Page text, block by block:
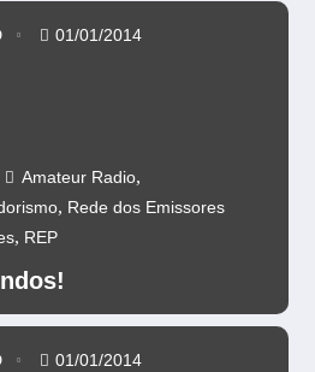
Amateur Radio,
, Rede dos Emissores
, REP
01/01/2014
01/01/2014